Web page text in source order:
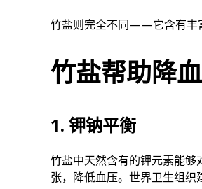
竹盐则完全不同——它含有丰
竹盐帮助降
1. 钾钠平衡
竹盐中天然含有的钾元素能够
张，降低血压。世界卫生组